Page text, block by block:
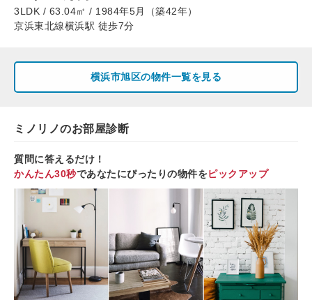
3LDK / 63.04㎡ / 1984年5月（築42年）
京浜東北線横浜駅 徒歩7分
横浜市旭区の物件一覧を見る
ミノリノのお部屋診断
質問に答えるだけ！
かんたん30秒であなたにぴったりの物件をピックアップ